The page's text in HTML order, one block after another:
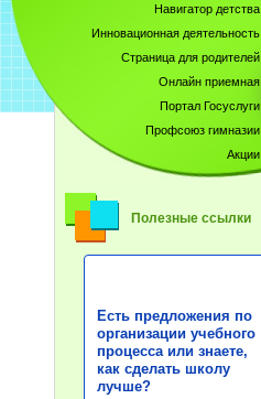
Навигатор детства
Инновационная деятельность
Страница для родителей
Онлайн приемная
Портал Госуслуги
Профсоюз гимназии
Акции
Полезные ссылки
Есть предложения по
организации учебного
процесса или знаете,
как сделать школу
лучше?